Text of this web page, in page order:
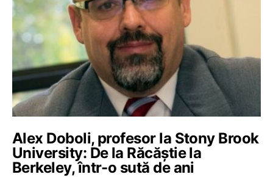
Alex Doboli, profesor la Stony Brook
University: De la Răcăștie la
Berkeley, într-o sută de ani